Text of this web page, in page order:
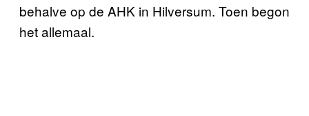
behalve op de AHK in Hilversum. Toen begon
het allemaal.